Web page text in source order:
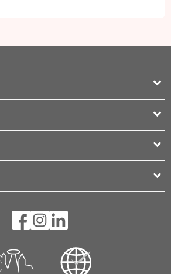
keyboard_arrow_down


